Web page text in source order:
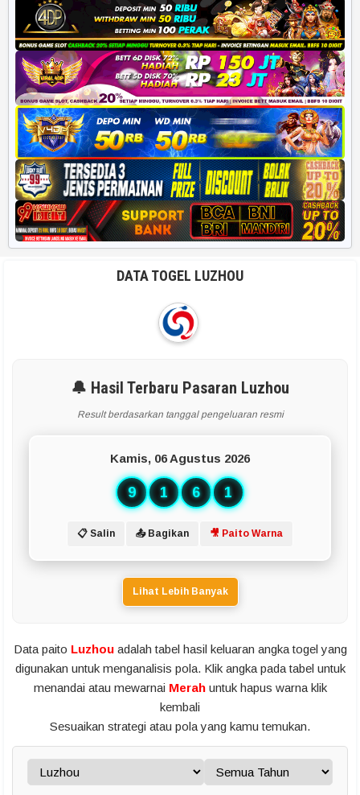
DATA TOGEL LUZHOU
🔔 Hasil Terbaru Pasaran Luzhou
Result berdasarkan tanggal pengeluaran resmi
Kamis, 06 Agustus 2026
9 1 6 1
📋 Salin 📤 Bagikan 🎥 Paito Warna
Lihat Lebih Banyak
Data paito Luzhouadalah tabel hasil keluaran angka togel yang
digunakan untuk menganalisis pola. Klik angka pada tabel untuk
menandai atau mewarnai Merahuntuk hapus warna klik
kembali
Sesuaikan strategi atau pola yang kamu temukan.